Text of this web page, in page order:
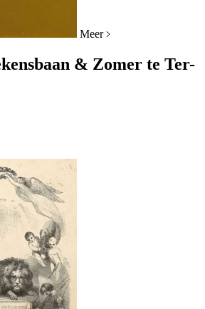
Meer
& Zomer te Ter-